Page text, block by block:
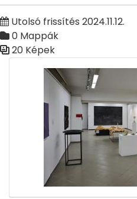
Utolsó frissítés 2024.11.12.
0 Mappák
20 Képek